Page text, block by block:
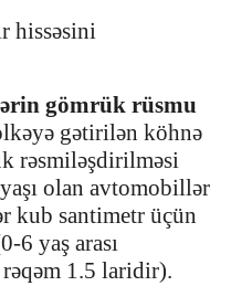
hissəsini
gömrük rüsmu
gətirilən köhnə
rəsmiləşdirilməsi
olan avtomobillər
kub santimetr üçün
6 yaş arası
1.5 laridir).